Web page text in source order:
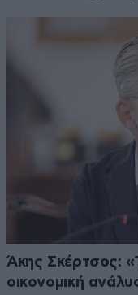
Άκης Σκέρτσος:
οικονομική